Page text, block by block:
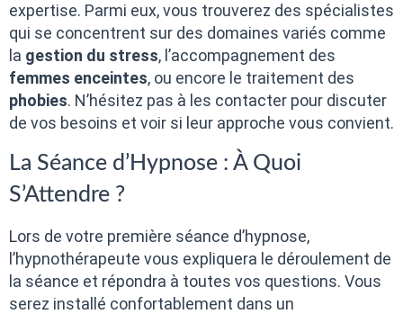
expertise. Parmi eux, vous trouverez des spécialistes
qui se concentrent sur des domaines variés comme
la gestion du stress, l’accompagnement des
femmes enceintes, ou encore le traitement des
phobies. N’hésitez pas à les contacter pour discuter
de vos besoins et voir si leur approche vous convient.
La Séance d’Hypnose : À Quoi
S’Attendre ?
Lors de votre première séance d’hypnose,
l’hypnothérapeute vous expliquera le déroulement de
la séance et répondra à toutes vos questions. Vous
serez installé confortablement dans un